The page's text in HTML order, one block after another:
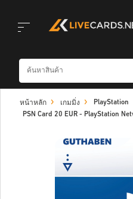
navigation
หน้าหลัก เกมมิ่ง PlayStation
PSN Card 20 EUR - PlayStation